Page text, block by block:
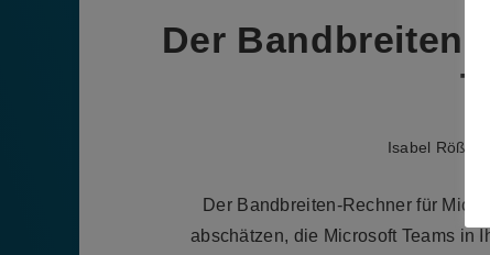
Der
Isabel Rößner
Der Bandbreiten-Rechner für
abschätzen, die Microsoft Teams in